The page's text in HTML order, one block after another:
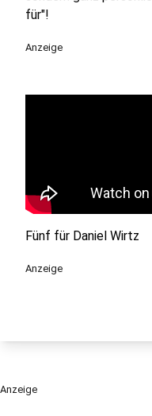
für"!
Anzeige
Fünf für Daniel Wirtz
Anzeige
Anzeige